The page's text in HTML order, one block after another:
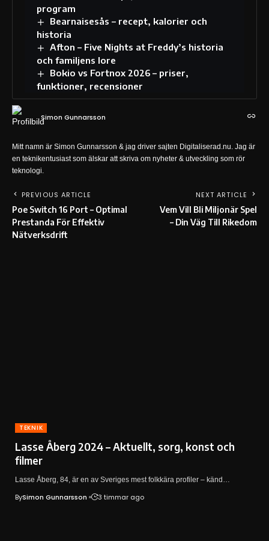
program
Bearnaisesås – recept, kalorier och
historia
Afton – Five Nights at Freddy’s historia
och familjens lore
Bokio vs Fortnox 2026 – priser,
funktioner, recensioner
Simon Gunnarsson
Mitt namn är Simon Gunnarsson & jag driver sajten Digitaliserad.nu. Jag är
en teknikentusiast som älskar att skriva om nyheter & utveckling som rör
teknologi.
PREVIOUS ARTICLE
Poe Switch 16 Port – Optimal
Prestanda För Effektiv
Nätverksdrift
NEXT ARTICLE
Vem Vill Bli Miljonär Spel
– Din Väg Till Rikedom
TEKNIK
Lasse Åberg 2024 – Aktuellt, sorg, konst och
filmer
Lasse Åberg, 84, är en av Sveriges mest folkkära profiler – känd…
BySimon Gunnarsson 3 timmar ago